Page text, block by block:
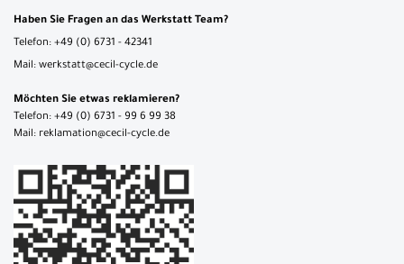
Haben Sie Fragen an das Werkstatt Team?
Telefon: +49 (0) 6731 - 42341
Mail: werkstatt@cecil-cycle.de
Möchten Sie etwas reklamieren?
Telefon: +49 (0) 6731 - 99 6 99 38
Mail: reklamation@cecil-cycle.de